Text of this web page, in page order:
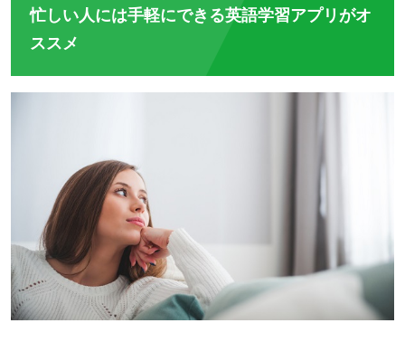
忙しい人には手軽にできる英語学習アプリがオ
ススメ